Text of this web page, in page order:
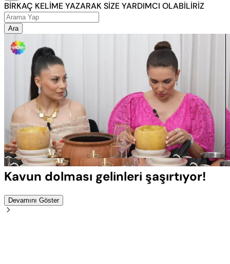
BİRKAÇ KELİME YAZARAK SİZE YARDIMCI OLABİLİRİZ
Ara
Sesi
Aç
Yüklendi:
100.00%
Oynatma
Hızı
Kavun dolması gelinleri şaşırtıyor!
Devamını Göster